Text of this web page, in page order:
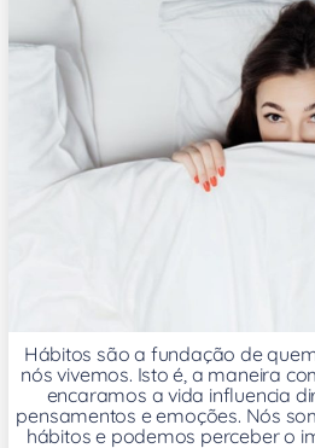
Hábitos são a fundação de
nós vivemos. Isto é, a maneira
encaramos a vida influencia
pensamentos e emoções. Nós
hábitos e podemos perceber o